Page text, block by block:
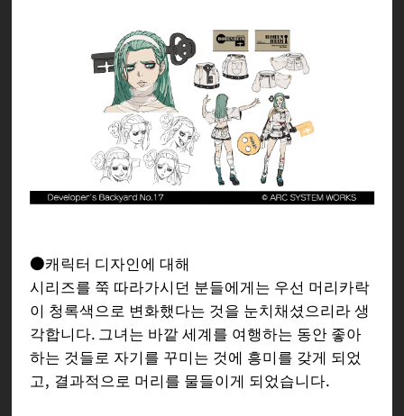
의 도끼이며, 성전 시대에는 수많은 전
사들을 세뇌시켜 전장을 피로 물들였
적 아군 구별 없이 소유자가 쓰러질 때
까지 그 힘을 휘두르는, 말 그대로 전투
광이었다. 별명은 「포도주의 칼바
람」.
마기란 백야드 상에 존재하는 개인의
기억정보가 그릇이 될 수 있는 존재에
빙의하여 안정된 물체이다. 일본에서
팔백만의 신이나 요괴라 불리는 존재는
이 현상이 기원이다. 열쇠 형태이므로
열쇠를 좋아하는 A.B.A의 마음에 들어
●캐릭터 디자인에 대해
시리즈를 쭉 따라가시던 분들에게는 우선 머리카락
이 청록색으로 변화했다는 것을 눈치채셨으리라 생
각합니다. 그녀는 바깥 세계를 여행하는 동안 좋아
하는 것들로 자기를 꾸미는 것에 흥미를 갖게 되었
고, 결과적으로 머리를 물들이게 되었습니다.